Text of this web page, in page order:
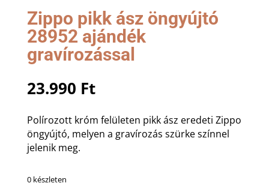
Zippo pikk ász öngyújtó
28952 ajándék
gravírozással
23.990 Ft
Polírozott króm felületen pikk ász eredeti Zippo
öngyújtó, melyen a gravírozás szürke színnel
jelenik meg.
0 készleten